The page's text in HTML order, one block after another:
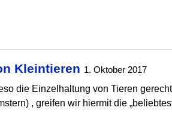
Kleintieren 1. Oktober 2017
die Einzelhaltung von Tieren
, greifen wir hiermit die